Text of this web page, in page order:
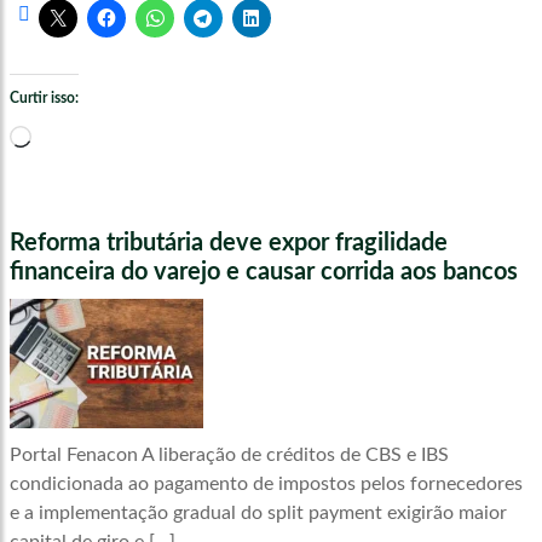
Curtir isso:
Carregando...
Reforma tributária deve expor fragilidade
financeira do varejo e causar corrida aos bancos
Portal Fenacon A liberação de créditos de CBS e IBS
condicionada ao pagamento de impostos pelos fornecedores
e a implementação gradual do split payment exigirão maior